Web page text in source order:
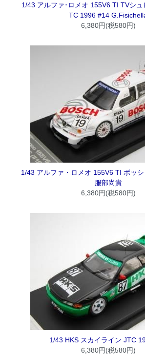
1/43 アルファ･ロメオ 155V6 TI TVシ
TC 1996 #14
6,380円(税580円)
1/43 アルファ・ロメオ 155V6 TI ボッ
服部尚貴
6,380円(税580円)
1/43 HKS スカイライン JTC
6,380円(税580円)